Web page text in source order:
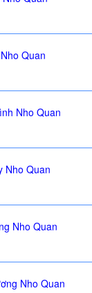
Quan
Nho Quan
Nho Quan
Nho Quan
Nho Quan